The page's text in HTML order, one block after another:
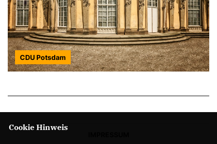
CDU Potsdam
Cookie Hinweis